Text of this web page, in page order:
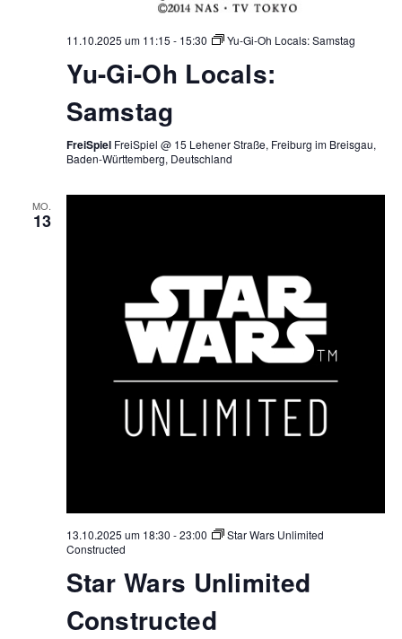
11.10.2025 um 11:15 - 15:30 Yu-Gi-Oh Locals: Samstag
Yu-Gi-Oh Locals:
Samstag
FreiSpiel FreiSpiel @ 15 Lehener Straße, Freiburg im Breisgau,
Baden-Württemberg, Deutschland
MO.
13
13.10.2025 um 18:30 -23:00
Star Wars Unlimited
Constructed
Star Wars Unlimited
Constructed